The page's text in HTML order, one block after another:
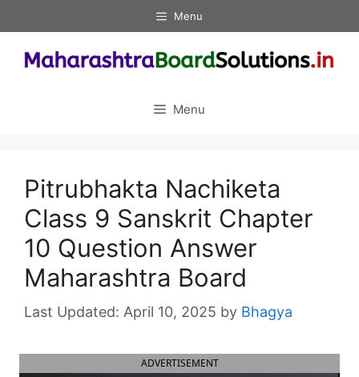
to
content
Menu
Menu
Pitrubhakta Nachiketa
Class 9 Sanskrit Chapter
10 Question Answer
Maharashtra Board
April 10, 2025 by Bhagya
ADVERTISEMENT